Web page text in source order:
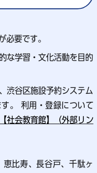
必要です。
な学習・文化活動を目的
渋谷区施設予約システム
。 利用・登録について
社会教育館】（外部リン
比寿、長谷戸、千駄ヶ